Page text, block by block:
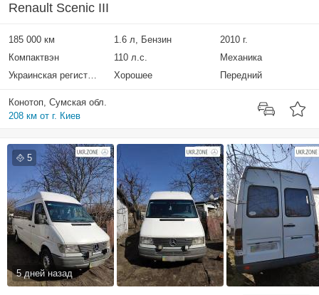
Renault Scenic III
185 000 км 1.6 л, Бензин
2010 г.
Компактвэн
110 л.с.
Механика
Украинская регистрация
Хорошее Передний
Конотоп, Сумская обл.
208 км от г. Киев
5
5 дней назад